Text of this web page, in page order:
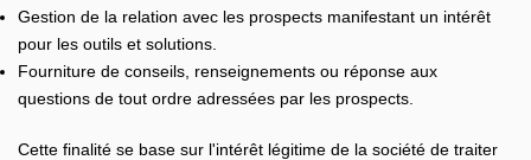
Gestion de la relation avec les prospects manifestant un intérêt
pour les outils et solutions.
Fourniture de conseils, renseignements ou réponse aux
questions de tout ordre adressées par les prospects.
Cette finalité se base sur l'intérêt légitime de la société de traiter